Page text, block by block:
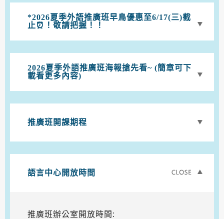
*2026夏季外語推廣班早鳥優惠至6/17(三)截
止⏰！敬請把握！！
2026夏季外語推廣班海報搶先看~ (簡章可下
載看更多內容)
推廣班開課期程
語言中心開放時間
推廣班辦公室開放時間: